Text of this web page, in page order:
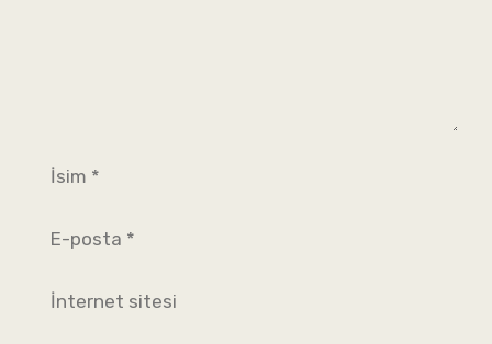
İsim
posta
İnternet
sitesi